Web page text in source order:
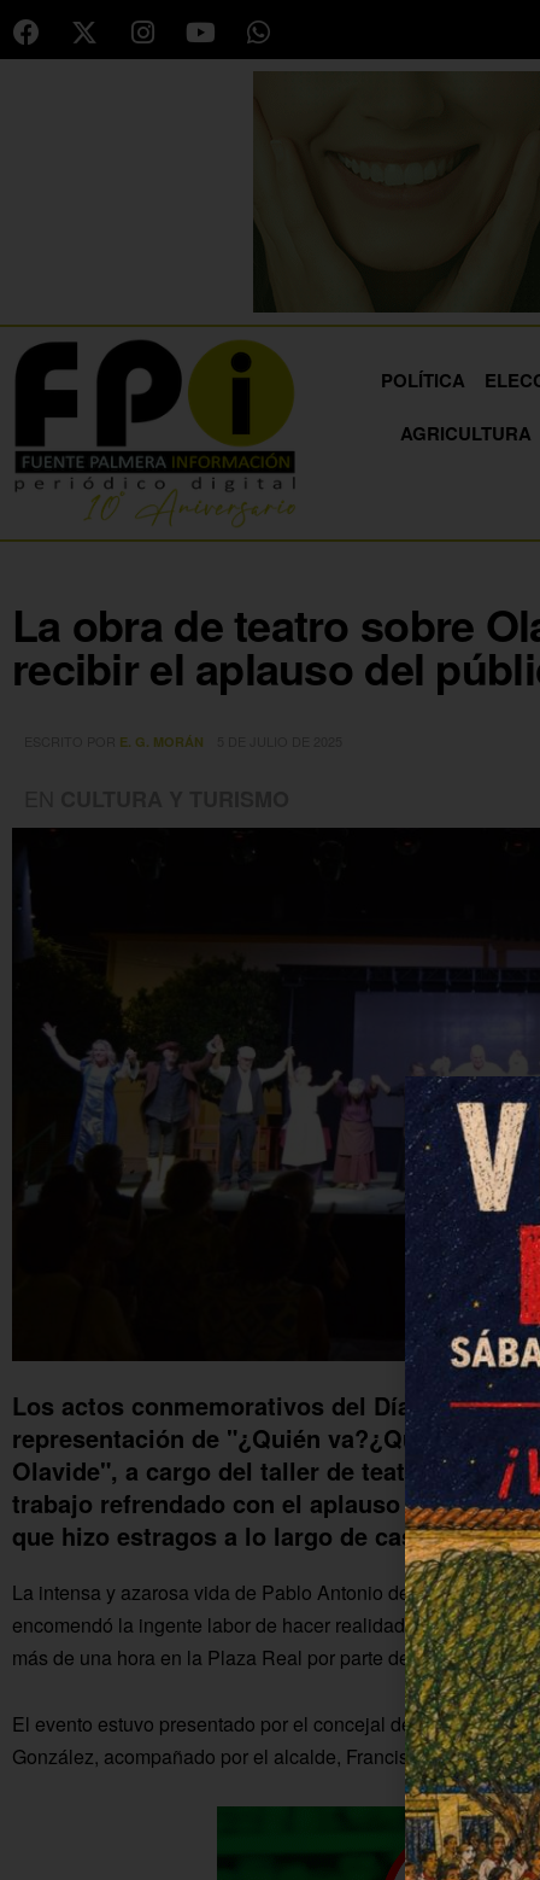
POLÍTICA
AGRICULTURA
La obra de teatro sobre
recibir el aplauso del
E. G. MORÁN
Los actos conmemorativos del Día de La
representación de "¿Quién va?¿Quién vive?
Olavide", a cargo del taller de teatro
trabajo refrendado con el aplauso final del
que hizo estragos a lo largo de casi toda la
La intensa y azarosa vida de Pablo Antonio de Olavide y
encomendó la ingente labor de hacer realidad su proyecto
más de una hora en la Plaza Real por parte de catorce
El evento estuvo presentado por el concejal de Cultura del
González, acompañado por el alcalde, Francisco Javier Ruiz.